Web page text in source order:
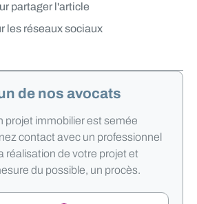
partager l'article
les réseaux sociaux
de nos avocats
projet immobilier est semée
contact avec un professionnel
réalisation de votre projet et
du possible, un procès.